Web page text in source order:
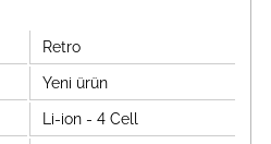
Retro
Yeni ürün
Li-ion - 4 Cell